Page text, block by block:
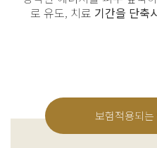
로 유도, 치료 기간을 단축
보험적용되는